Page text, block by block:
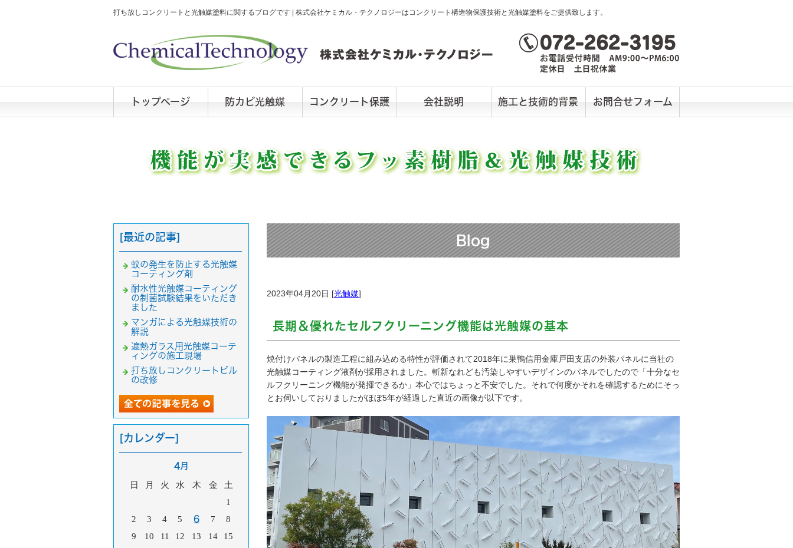
打ち放しコンクリートと光触媒塗料に関するブログです | 株式会社ケミカル・テクノロジーはコンクリート構造物保護技術と光触媒塗料をご提供致します。
トップページ 防カビ光触媒 コンクリート保護 会社説明 施工と技術的背景 お問合せフォーム
Blog
2023年04月20日 [光触媒]
長期＆優れたセルフクリーニング機能は光触媒の基本
焼付けパネルの製造工程に組み込める特性が評価されて2018年に巣鴨信用金庫戸田支店の外装パネルに当社の
光触媒コーティング液剤が採用されました。斬新なれども汚染しやすいデザインのパネルでしたので「十分なセ
ルフクリーニング機能が発揮できるか」本心ではちょっと不安でした。それで何度かそれを確認するためにそっ
とお伺いしておりましたがほぼ5年が経過した直近の画像が以下です。
[最近の記事]
蚊の発生を防止する光触媒
コーティング剤
耐水性光触媒コーティング
の制菌試験結果をいただき
ました
マンガによる光触媒技術の
解説
遮熱ガラス用光触媒コーテ
ィングの施工現場
打ち放しコンクリートビル
の改修
[カレンダー]
4月
日 月 火 水 木 金
土
1
2
3 4 5 6 7
8
9
10 11 12 13 14
15